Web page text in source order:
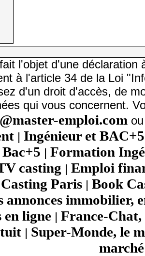
l'objet d'une déclaration
à l'article 34 de la Loi
d'un droit d'accès, de
qui vous concernent.
emploi.com
| Ingénieur et
| Formation
casting | Emploi
Paris | Book
annonces immobilier,
en ligne | France-Chat,
| Super-Monde, le